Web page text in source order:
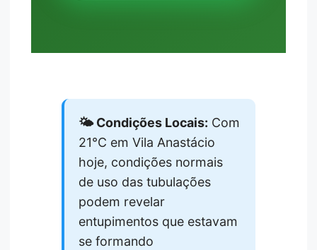
🌤️ Condições Locais: Com
21°C em Vila Anastácio
hoje, condições normais
de uso das tubulações
podem revelar
entupimentos que estavam
se formando